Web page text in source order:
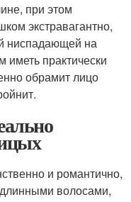
при этом
экстравагантно,
ниспадающей на
иметь практически
обрамит лицо
и романтично,
волосами,